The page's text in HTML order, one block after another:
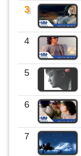
3
4
5
6
7